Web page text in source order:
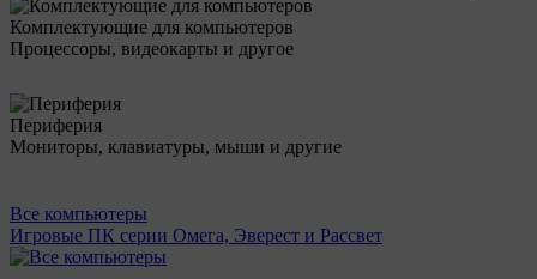
Комплектующие для компьютеров
Процессоры, видеокарты и другое
Периферия
Мониторы, клавиатуры, мыши и другие
Все компьютеры
Игровые ПК серии Омега, Эверест и Рассвет